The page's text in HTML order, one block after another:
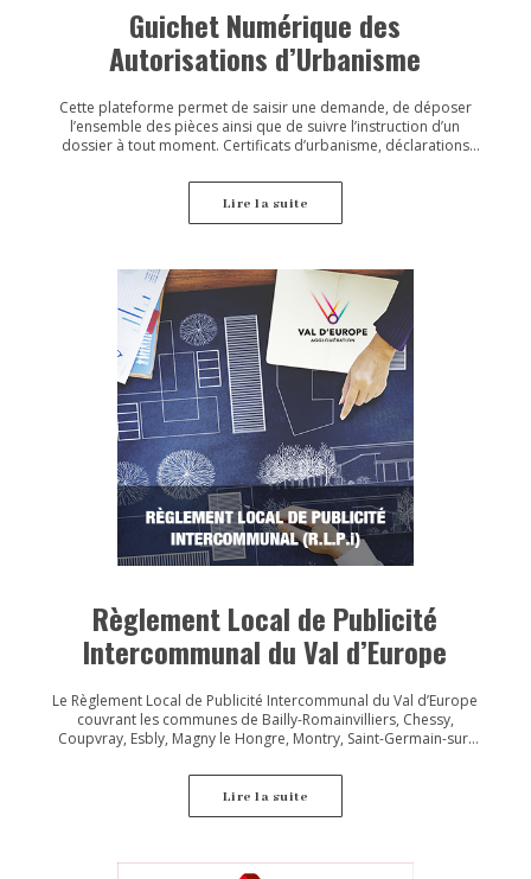
Guichet Numérique des
Autorisations d’Urbanisme
Cette plateforme permet de saisir une demande, de déposer
l’ensemble des pièces ainsi que de suivre l’instruction d’un
dossier à tout moment. Certificats d’urbanisme, déclarations
de démolir, déclarations d’intention d’aliéner.
Lire la suite
Règlement Local de Publicité
Intercommunal du Val d’Europe
Le Règlement Local de Publicité Intercommunal du Val d’Europe
couvrant les communes de Bailly-Romainvilliers, Chessy,
Coupvray, Esbly, Magny le Hongre, Montry, Saint-Germain-sur-
approuvé le 26 juin 2024.
Lire la suite